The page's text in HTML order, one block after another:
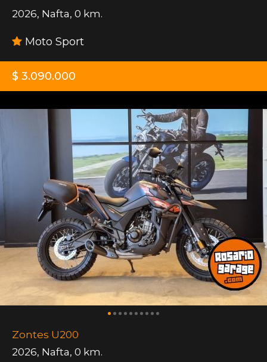
2026, Nafta, 0 km.
Moto Sport
$ 3.090.000
Zontes U200
2026, Nafta, 0 km.